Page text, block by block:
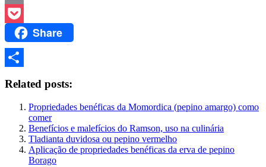
Email
Pocket Share
Related posts:
Propriedades benéficas da Momordica (pepino amargo) como
comer
Benefícios e malefícios do Ramson, uso na culinária
Tladianta duvidosa ou pepino vermelho
Aplicação de propriedades benéficas da erva de pepino
Borago